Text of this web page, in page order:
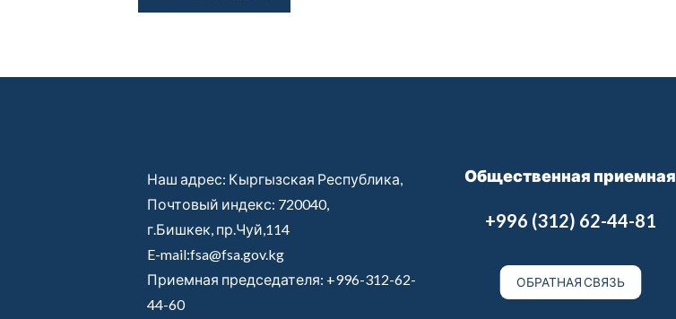
Наш адрес: Кыргызская Республика,
Почтовый индекс: 720040,
г.Бишкек, пр.Чуй,114
E-mail:fsa@fsa.gov.kg
Приемная председателя: +996-312-62-
44-60
Общественная приемная
+996 (312) 62-44-81
ОБРАТНАЯ СВЯЗЬ